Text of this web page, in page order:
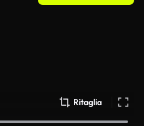
Ritaglia